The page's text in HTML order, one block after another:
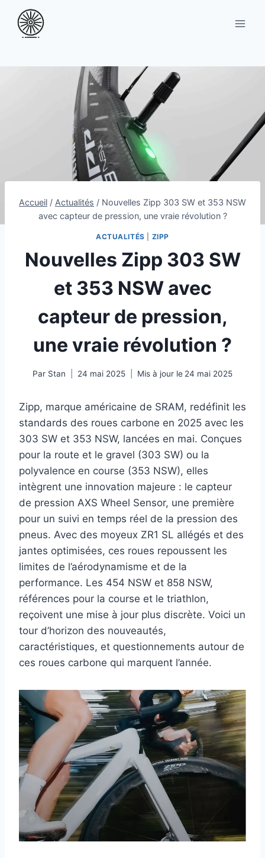
contenu
Accueil / Actualités / Nouvelles Zipp 303 SW et 353 NSW
avec capteur de pression, une vraie révolution ?
ACTUALITÉS ZIPP
Nouvelles Zipp 303 SW
et 353 NSW avec
capteur de pression,
une vraie révolution ?
Par Stan 24 mai 2025 Mis à jour le 24 mai 2025
Zipp, marque américaine de SRAM, redéfinit les
standards des roues carbone en 2025 avec les
303 SW et 353 NSW, lancées en mai. Conçues
pour la route et le gravel (303 SW) ou la
polyvalence en course (353 NSW), elles
intègrent une innovation majeure : le capteur
de pression AXS Wheel Sensor, une première
pour un suivi en temps réel de la pression des
pneus. Avec des moyeux ZR1 SL allégés et des
jantes optimisées, ces roues repoussent les
limites de l’aérodynamisme et de la
performance. Les 454 NSW et 858 NSW,
références pour la course et le triathlon,
reçoivent une mise à jour plus discrète. Voici un
tour d’horizon des nouveautés,
caractéristiques, et questionnements autour de
ces roues carbone qui marquent l’année.